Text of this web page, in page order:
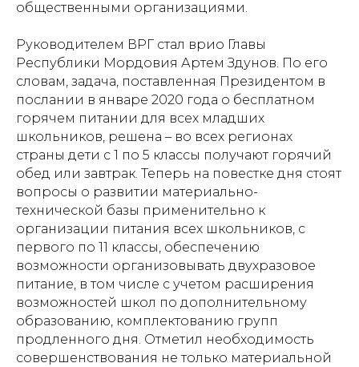
общественными организациями.
Руководителем ВРГ стал врио Главы
Республики Мордовия Артем Здунов. По его
словам, задача, поставленная Президентом в
послании в январе 2020 года о бесплатном
горячем питании для всех младших
школьников, решена – во всех регионах
страны дети с 1 по 5 классы получают горячий
обед или завтрак. Теперь на повестке дня стоят
вопросы о развитии материально-
технической базы применительно к
организации питания всех школьников, с
первого по 11 классы, обеспечению
возможности организовывать двухразовое
питание, в том числе с учетом расширения
возможностей школ по дополнительному
образованию, комплектованию групп
продленного дня. Отметил необходимость
совершенствования не только материальной